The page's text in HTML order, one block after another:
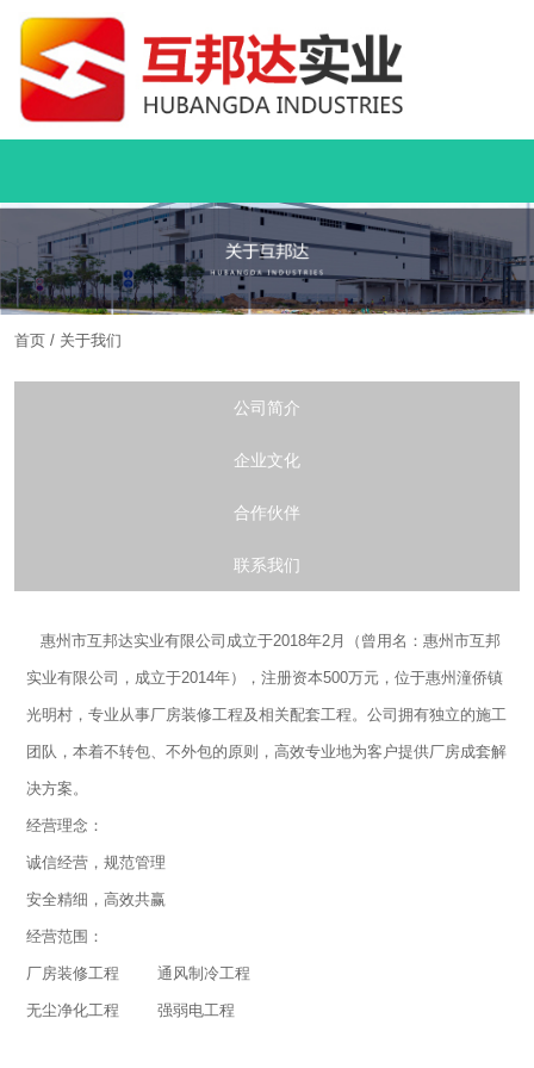
首页 / 关于我们
公司简介
企业文化
合作伙伴
联系我们
惠州市互邦达实业有限公司成立于2018年2月（曾用名：惠州市互邦
实业有限公司，成立于2014年），注册资本500万元，位于惠州潼侨镇
光明村，专业从事厂房装修工程及相关配套工程。公司拥有独立的施工
团队，本着不转包、不外包的原则，高效专业地为客户提供厂房成套解
决方案。
经营理念：
诚信经营，规范管理
安全精细，高效共赢
经营范围：
厂房装修工程 通风制冷工程
无尘净化工程 强弱电工程